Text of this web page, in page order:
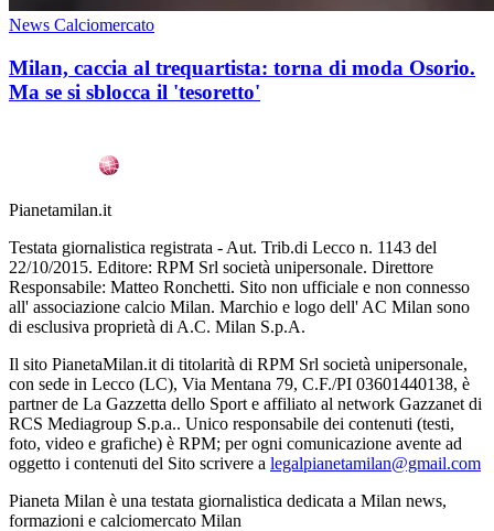
News Calciomercato
Milan, caccia al trequartista: torna di moda Osorio.
Ma se si sblocca il 'tesoretto'
Pianetamilan.it
Testata giornalistica registrata - Aut. Trib.di Lecco n. 1143 del
22/10/2015. Editore: RPM Srl società unipersonale. Direttore
Responsabile: Matteo Ronchetti. Sito non ufficiale e non connesso
all' associazione calcio Milan. Marchio e logo dell' AC Milan sono
di esclusiva proprietà di A.C. Milan S.p.A.
Il sito PianetaMilan.it di titolarità di RPM Srl società unipersonale,
con sede in Lecco (LC), Via Mentana 79, C.F./PI 03601440138, è
partner de La Gazzetta dello Sport e affiliato al network Gazzanet di
RCS Mediagroup S.p.a.. Unico responsabile dei contenuti (testi,
foto, video e grafiche) è RPM; per ogni comunicazione avente ad
oggetto i contenuti del Sito scrivere a legalpianetamilan@gmail.com
Pianeta Milan è una testata giornalistica dedicata a Milan news,
formazioni e calciomercato Milan